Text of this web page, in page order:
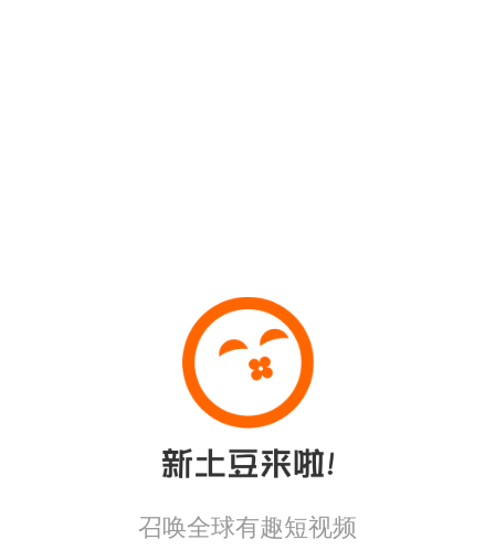
召唤全球有趣短视频